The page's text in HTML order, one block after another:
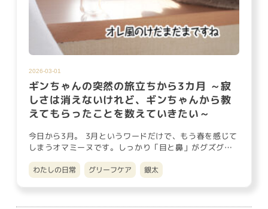
2026-03-01
ギンちゃんの突然の旅立ちから3カ月 ～寂
しさは消えないけれど、ギンちゃんから教
えてもらったことを数えていきたい～
今日から3月。 3月というワードだけで、もう春を感じて
しまうオマミーヌです。しっかり「目と鼻」がグズグズ
わたしの日常 グリーフケア 銀太